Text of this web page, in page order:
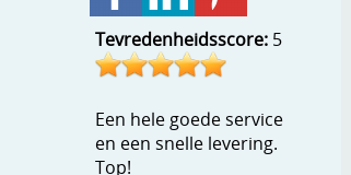
Tevredenheidsscore: 5
Een hele goede service
en een snelle levering.
Top!